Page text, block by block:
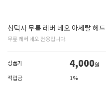
삼덕사 무릎 레버 네오 아세탈 헤드
무릎 레버 네오 전용입니다.
상품가 4,000원
적립금
1%